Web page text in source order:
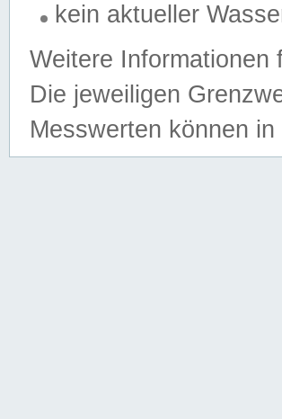
kein aktueller
Weitere
Die jeweiligen
Messwerten können in